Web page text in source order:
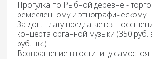
Прогулка по Рыбной деревне -
ремесленному и этнографическому
За доп. плату предлагается
концерта органной музыки (350 руб.
руб. шк.)
Возвращение в гостиницу